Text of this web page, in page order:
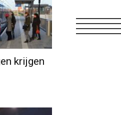
krijgen